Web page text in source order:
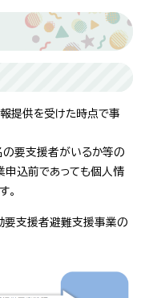
提供を受けた時点で事
の要支援者がいるか等の
申込前であっても個人情
。
要支援者避難支援事業の